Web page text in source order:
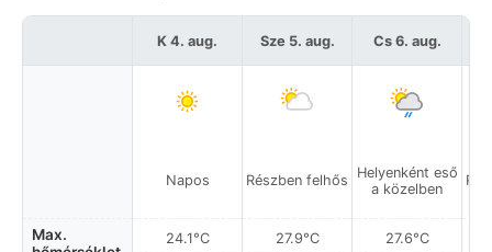
Max.
K 4. aug.
Napos
24.1°C
Sze 5. aug.
Részben felhős
27.9°C
Cs 6. aug.
Helyenként eső
a közelben
27.6°C